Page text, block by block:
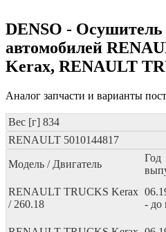
DENSO - Осушитель
автомобилей
Kerax, RENAULT
Аналог запчасти и варианты
Вес [г] 834
RENAULT 5010144817
Модель / Двигатель
Год
RENAULT TRUCKS Kerax
/ 260.18
- до